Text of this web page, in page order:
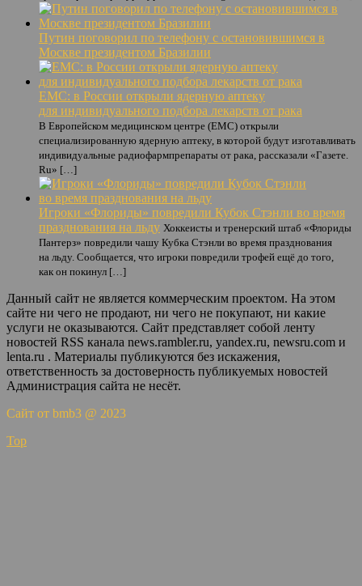
Путин поговорил по телефону с остановившимся в
Москве президентом Бразилии
ЕМС: в России открыли ядерную аптеку
для индивидуального подбора лекарств от рака
В Европейском медицинском центре (EMC) открыли
специализированную ядерную аптеку, в которой будут изготавливать
индивидуальные радиофармпрепараты от рака, рассказали «Газете.
Ru» […]
Игроки «Флориды» повредили Кубок Стэнли во время
празднования на льду Хоккеисты и тренерский штаб «Флориды
Пантерз» повредили чашу Кубка Стэнли во время празднования
на льду. Сообщается, что игроки повредили трофей ещё до того,
как он покинул […]
Данный сайт не является коммерческим проектом. На этом
сайте ни чего не продают, ни чего не покупают, ни какие
услуги не оказываются. Сайт представляет собой ленту
новостей RSS канала news.rambler.ru, yandex.ru, newsru.com и
lenta.ru . Материалы публикуются без искажения,
ответственность за достоверность публикуемых новостей
Администрация сайта не несёт.
Сайт от bmb3 @ 2023
Top